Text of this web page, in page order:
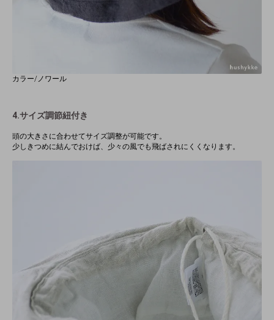
カラー/ノワール
4.サイズ調節紐付き
頭の大きさに合わせてサイズ調整が可能です。
少しきつめに結んでおけば、少々の風でも飛ばされにくくなります。